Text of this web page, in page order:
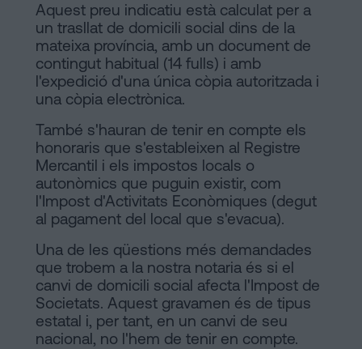
Aquest preu indicatiu està calculat per a
un trasllat de domicili social dins de la
mateixa província, amb un document de
contingut habitual (14 fulls) i amb
l'expedició d'una única còpia autoritzada i
una còpia electrònica.
També s'hauran de tenir en compte els
honoraris que s'estableixen al Registre
Mercantil i els impostos locals o
autonòmics que puguin existir, com
l'Impost d'Activitats Econòmiques (degut
al pagament del local que s'evacua).
Una de les qüestions més demandades
que trobem a la nostra notaria és si el
canvi de domicili social afecta l'Impost de
Societats. Aquest gravamen és de tipus
estatal i, per tant, en un canvi de seu
nacional, no l'hem de tenir en compte.